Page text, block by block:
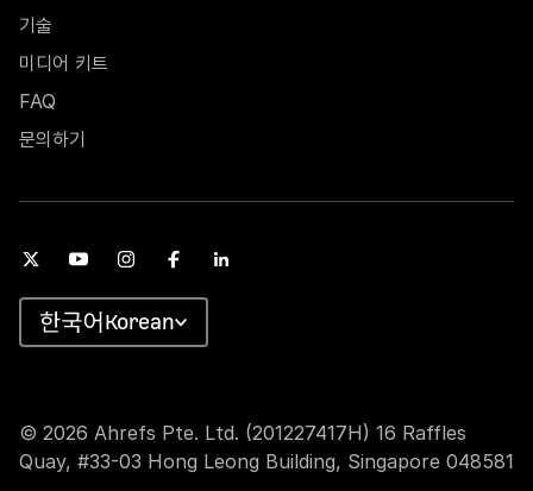
기술
미디어 키트
FAQ
문의하기
© 2026 Ahrefs Pte. Ltd. (201227417H) 16 Raffles
Quay, #33-03 Hong Leong Building, Singapore 048581
Korean